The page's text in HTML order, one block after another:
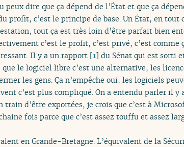
peux dire que ça dépend de l’État et que ça
profit, c’est le principe de base. Un État, en tout
tout ça est très loin d’être parfait bien
c’est le profit, c’est privé, c’est comme
Il y a un rapport [1] du Sénat qui est sorti
le logiciel libre c’est une alternative, les
les gens. Ça n’empêche oui, les logiciels
c’est plus compliqué. On a entendu parler il y
train d’être exportées, je crois que c’est à
fois parce que c’est assez touffu et assez
en Grande-Bretagne. L’équivalent de la